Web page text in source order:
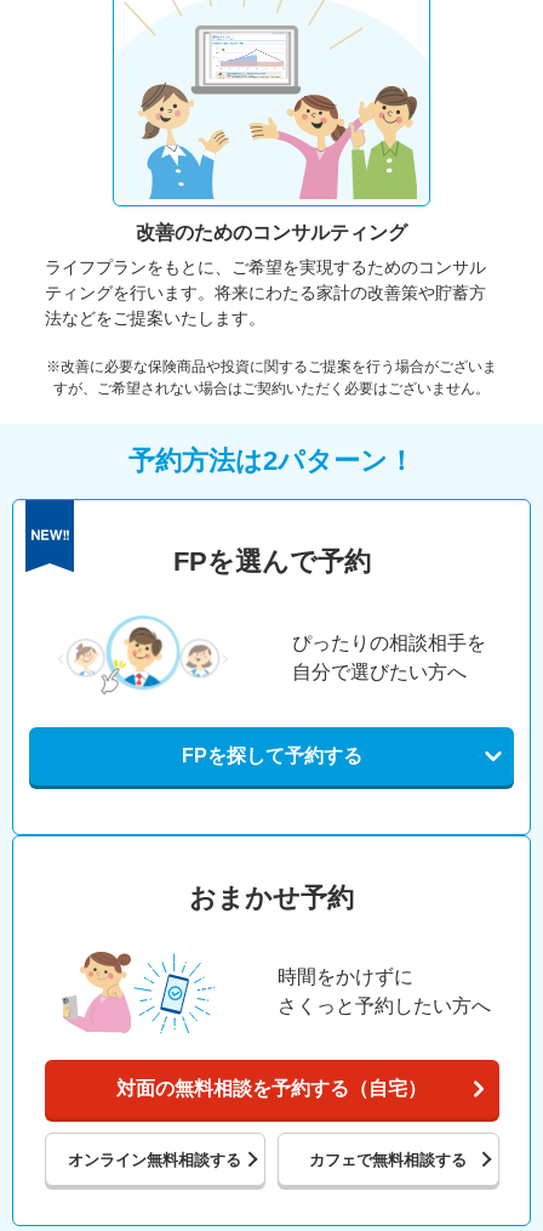
改善のためのコンサルティング
ライフプランをもとに、ご希望を実現するためのコンサル
ティングを行います。将来にわたる家計の改善策や貯蓄方
法などをご提案いたします。
※改善に必要な保険商品や投資に関するご提案を行う場合がございま
すが、ご希望されない場合はご契約いただく必要はございません。
予約方法は2パターン！
FPを選んで予約
ぴったりの相談相手を
自分で選びたい方へ
FPを探して予約する
おまかせ予約
時間をかけずに
さくっと予約したい方へ
対面の無料相談を予約する（自宅）
オンライン無料相談する カフェで無料相談する